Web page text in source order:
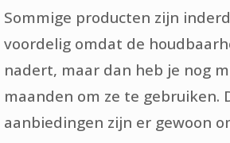
Sommige producten zijn
voordelig omdat de
nadert, maar dan heb je nog
maanden om ze te gebruiken.
aanbiedingen zijn er gewoon